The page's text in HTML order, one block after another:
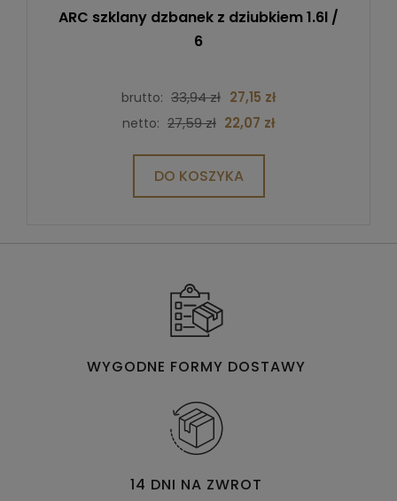
ARC szklany dzbanek z dziubkiem 1.6l /
6
brutto: 33,94 zł 27,15 zł
netto: 27,59 zł 22,07 zł
DO KOSZYKA
WYGODNE FORMY DOSTAWY
14 DNI NA ZWROT